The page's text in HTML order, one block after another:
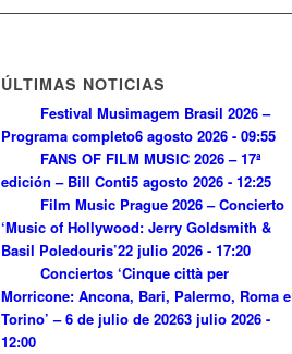
ÚLTIMAS NOTICIAS
Festival Musimagem Brasil 2026 –
Programa completo6 agosto 2026 - 09:55
FANS OF FILM MUSIC 2026 – 17ª
edición – Bill Conti5 agosto 2026 - 12:25
Film Music Prague 2026 – Concierto
‘Music of Hollywood: Jerry Goldsmith &
Basil Poledouris’22 julio 2026 - 17:20
Conciertos ‘Cinque città per
Morricone: Ancona, Bari, Palermo, Roma e
Torino’ – 6 de julio de 20263 julio 2026 -
12:00